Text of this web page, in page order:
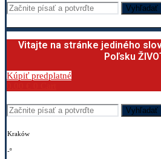
Vyhľadať
Vitajte na stránke jediného
Poľsku
Kúpiť predplatné
Vyhľadať
Kraków
-º